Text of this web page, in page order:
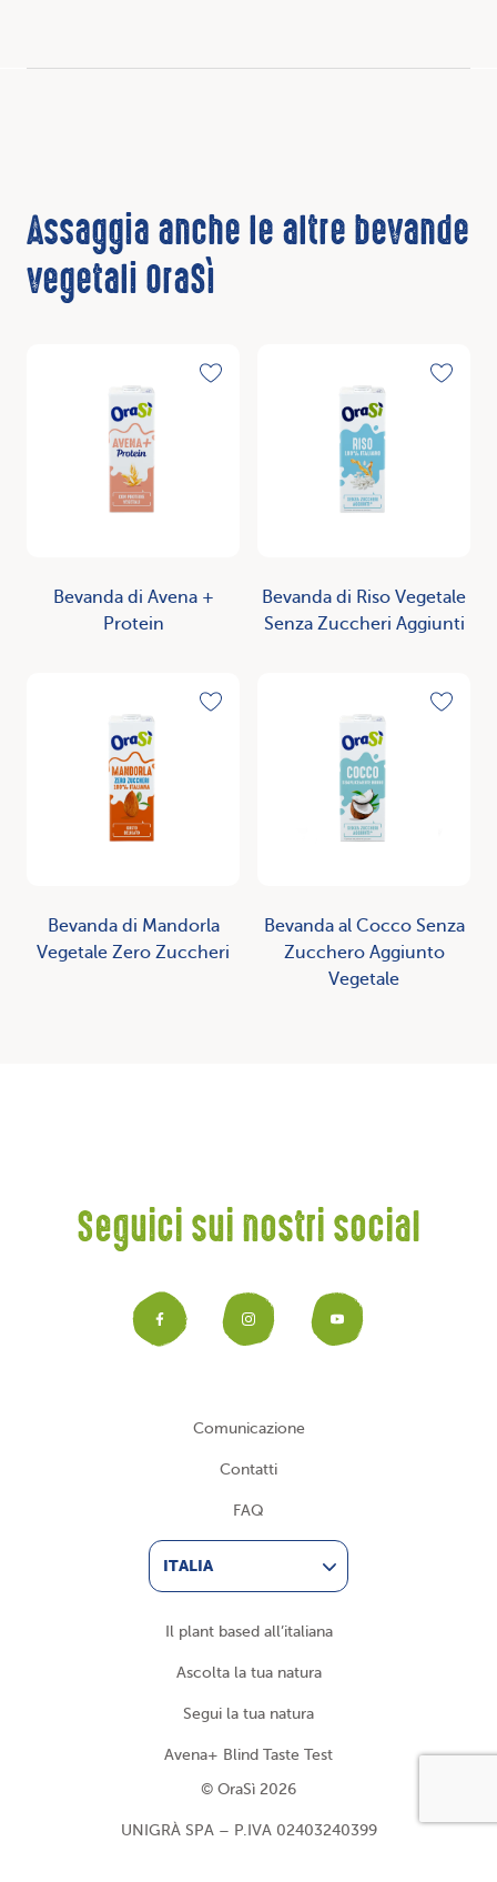
Assaggia anche le altre bevande
vegetali OraSì
Bevanda di Avena +
Protein
Toggle favorite
Bevanda di Riso Vegetale
Senza Zuccheri Aggiunti
Bevanda di Mandorla
Vegetale Zero Zuccheri
Toggle favorite
Bevanda al Cocco Senza
Zucchero Aggiunto
Vegetale
Seguici sui nostri social
Facebook
Instagram
Comunicazione
Contatti
FAQ
ITALIA
Il plant based all’italiana
Ascolta la tua natura
Segui la tua natura
Avena+ Blind Taste Test
© OraSì 2026
UNIGRÀ SPA – P.IVA 02403240399